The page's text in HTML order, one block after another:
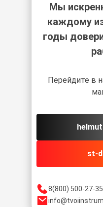
8(800) 500-27-35
Мы
каждому
годы
Перейдите в
st-